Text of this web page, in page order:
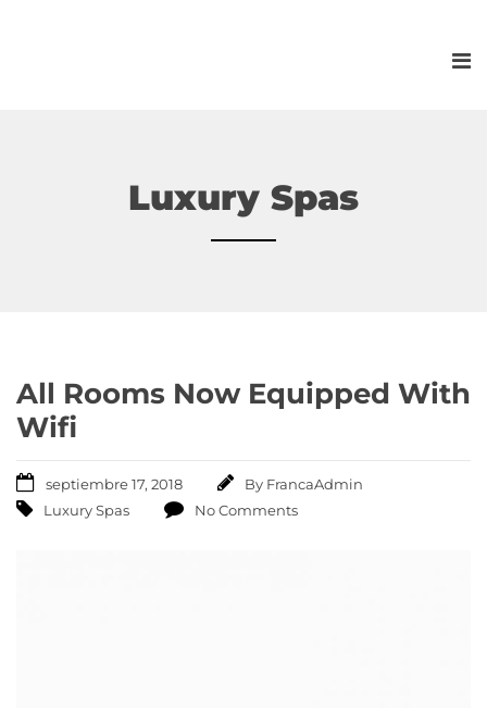
Luxury Spas
All Rooms Now Equipped With
Wifi
septiembre 17, 2018 By FrancaAdmin
Luxury Spas
No Comments